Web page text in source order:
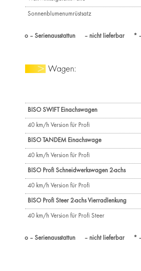
Sonnenblumenumrüstsatz
o – Serienausstattun – nicht lieferbar * –
Wagen:
BISO SWIFT Einachswagen
40 km/h Version für Profi
BISO TANDEM Einachswage
40 km/h Version für Profi
BISO Profi Schneidwerkswagen 2-achs
40 km/h Version für Profi
BISO Profi Steer 2-achs Vierradlenkung
40 km/h Version für Profi Steer
o – Serienausstattun – nicht lieferbar * –